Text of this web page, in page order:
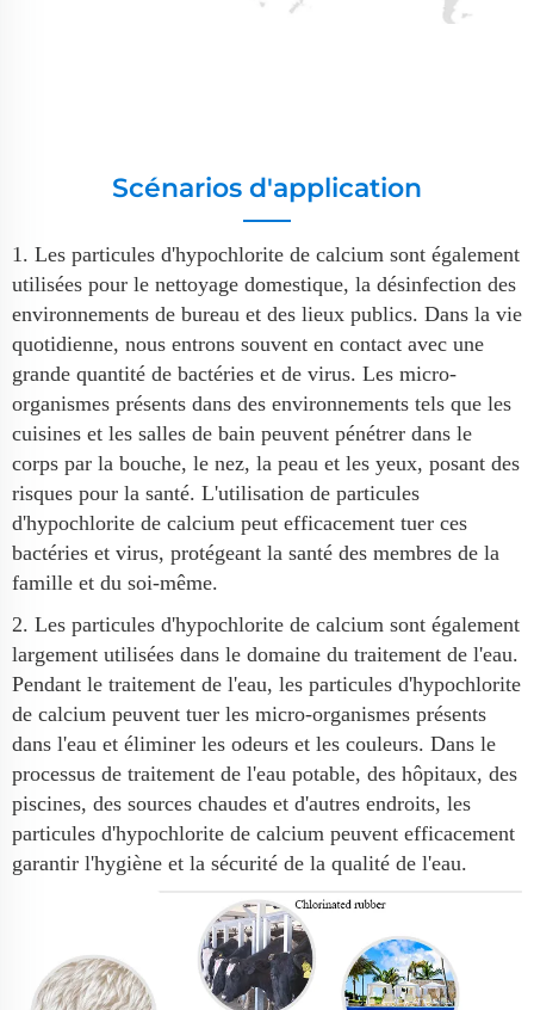
Scénarios d'application
1. Les particules d'hypochlorite de calcium sont également
utilisées pour le nettoyage domestique, la désinfection des
environnements de bureau et des lieux publics. Dans la vie
quotidienne, nous entrons souvent en contact avec une
grande quantité de bactéries et de virus. Les micro-
organismes présents dans des environnements tels que les
cuisines et les salles de bain peuvent pénétrer dans le
corps par la bouche, le nez, la peau et les yeux, posant des
risques pour la santé. L'utilisation de particules
d'hypochlorite de calcium peut efficacement tuer ces
bactéries et virus, protégeant la santé des membres de la
famille et du soi-même.
2. Les particules d'hypochlorite de calcium sont également
largement utilisées dans le domaine du traitement de l'eau.
Pendant le traitement de l'eau, les particules d'hypochlorite
de calcium peuvent tuer les micro-organismes présents
dans l'eau et éliminer les odeurs et les couleurs. Dans le
processus de traitement de l'eau potable, des hôpitaux, des
piscines, des sources chaudes et d'autres endroits, les
particules d'hypochlorite de calcium peuvent efficacement
garantir l'hygiène et la sécurité de la qualité de l'eau.